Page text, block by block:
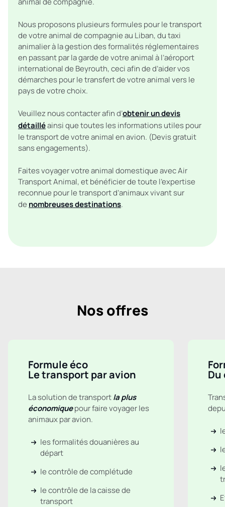
Nous proposons plusieurs formules pour le transport
de votre animal de compagnie au Liban, du taxi
animalier à la gestion des formalités réglementaires
en passant par la garde de votre animal à l’aéroport
international de Beyrouth, ceci afin de d’aider vos
démarches pour le transfert de votre animal vers le
pays de votre choix.
Veuillez nous contacter afin d’obtenir un devis
détailléainsi que toutes les informations utiles pour
le transport de votre animal en avion. (Devis gratuit
sans engagements).
Faites voyager votre animal domestique avec Air
Transport Animal, et bénéficier de toute l’expertise
reconnue pour le transport d’animaux vivant sur
de nombreuses destinations.
Nos offres
Formule éco
Le transport par avion
La solution de transportla plus
économiquepour faire voyager les
animaux par avion.
les formalités douanières au
départ
le contrôle de complétude
le contrôle de la caisse de
transport
Du